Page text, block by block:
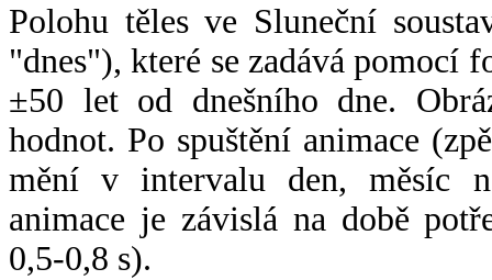
Polohu těles ve Sluneční
"dnes"), které se zadává pomocí
±50 let od dnešního dne.
hodnot. Po spuštění animace
mění v intervalu den, měsíc
animace je závislá na době
0,5-0,8 s).